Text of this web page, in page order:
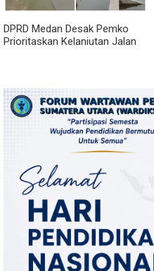
DPRD Medan Desak Pemko
Prioritaskan Kelanjutan Jalan